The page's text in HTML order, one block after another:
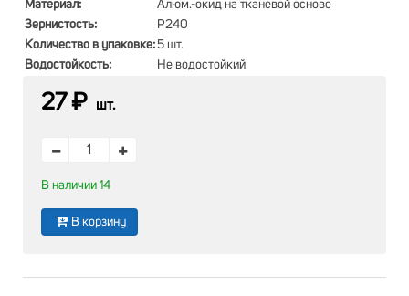
Материал:
Алюм.-окид на тканевой основе
Зернистость:
Р240
Количество в упаковке:5 шт.
Водостойкость:
Не водостойкий
27 ₽ шт.
В наличии 14
В корзину